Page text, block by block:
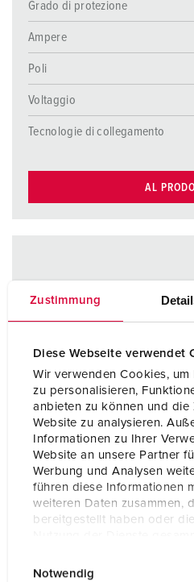
Zustimmung
Diese Webseite verwendet
Wir verwenden Cookies,
zu personalisieren,
anbieten zu können und die
Website zu analysieren.
Informationen zu Ihrer
Website an unsere Partner
Werbung und Analysen
führen diese Informationen
weiteren Daten zusammen,
bereitgestellt haben oder
Notwendig
Grado di protezione
Ampere
Poli
Voltaggio
Tecnologie di collegamento
AL